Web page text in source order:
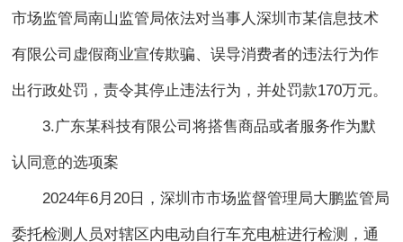
市场监管局南山监管局依法对当事人深圳市某信息技术
有限公司虚假商业宣传欺骗、误导消费者的违法行为作
出行政处罚，责令其停止违法行为，并处罚款170万元。
3.广东某科技有限公司将搭售商品或者服务作为默
认同意的选项案
2024年6月20日，深圳市市场监督管理局大鹏监管局
委托检测人员对辖区内电动自行车充电桩进行检测，通